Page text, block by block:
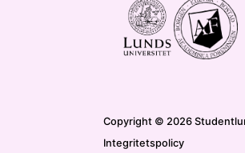
Copyright © 2026
Integritetspolicy